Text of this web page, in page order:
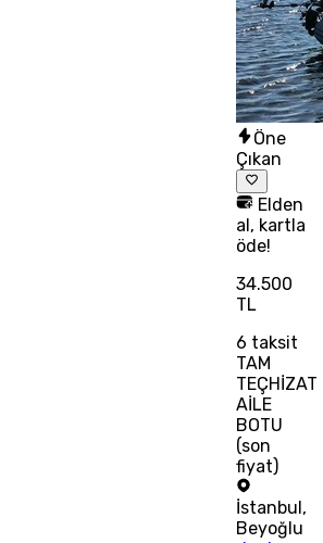
Öne
Çıkan
Elden
al, kartla
öde!
34.500
TL
6 taksit
TAM
TEÇHİZAT
AİLE
BOTU
(son
fiyat)
İstanbul ,
Beyoğlu